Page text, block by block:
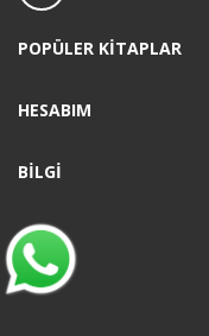
POPÜLER KITAPLAR
HESABIM
BILGI